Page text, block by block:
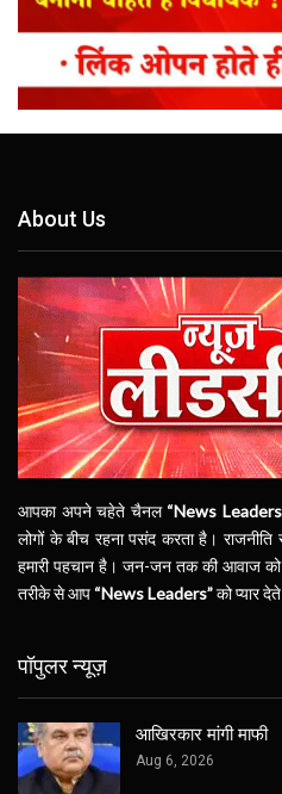
About Us
आपका अपने चहेते चैनल “News
लोगों के बीच रहना पसंद करता है।
हमारी पहचान है। जन-जन तक की आवाज
तरीके से आप “News Leaders”को प्यार
पॉपुलर न्यूज़
आखिरकार मांगी माफी
Aug 6, 2026